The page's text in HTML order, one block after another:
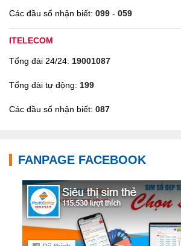
Các đầu số nhận biết: 099 - 059
ITELECOM
Tổng đài 24/24: 19001087
Tổng đài tự động: 199
Các đầu số nhận biết: 087
FANPAGE FACEBOOK